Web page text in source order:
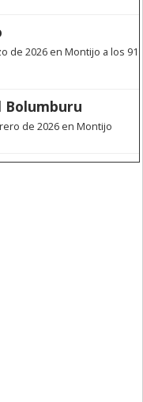
de 2026 en Montijo a los 91
Bolumburu
de 2026 en Montijo